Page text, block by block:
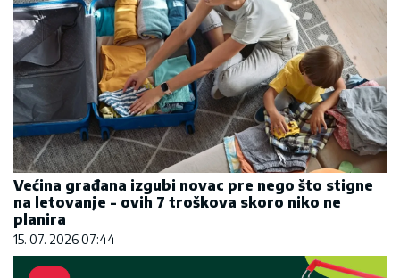
Većina građana izgubi novac pre nego što stigne
na letovanje - ovih 7 troškova skoro niko ne
planira
15. 07. 2026 07:44